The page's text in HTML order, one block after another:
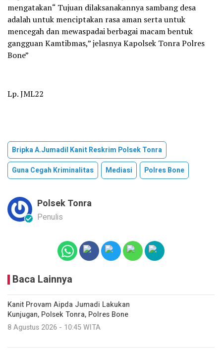
mengatakan“ Tujuan dilaksanakannya sambang desa
adalah untuk menciptakan rasa aman serta untuk
mencegah dan mewaspadai berbagai macam bentuk
gangguan Kamtibmas,” jelasnya Kapolsek Tonra Polres
Bone”
Lp. JML22
Bripka A.Jumadil Kanit Reskrim Polsek Tonra
Guna Cegah Kriminalitas
Mediasi Polres Bone
Polsek Tonra
Penulis
Baca Lainnya
Kanit Provam Aipda Jumadi Lakukan
Kunjugan, Polsek Tonra, Polres Bone
8 Agustus 2026 - 10:45 WITA